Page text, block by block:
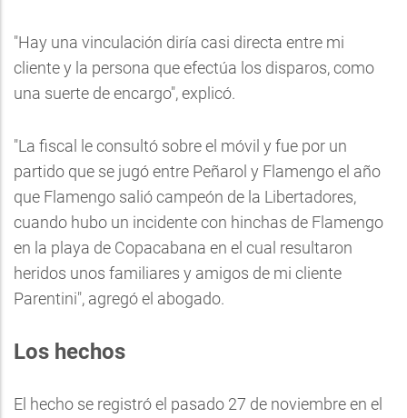
"Hay una vinculación diría casi directa entre mi
cliente y la persona que efectúa los disparos, como
una suerte de encargo", explicó.
"La fiscal le consultó sobre el móvil y fue por un
partido que se jugó entre Peñarol y Flamengo el año
que Flamengo salió campeón de la Libertadores,
cuando hubo un incidente con hinchas de Flamengo
en la playa de Copacabana en el cual resultaron
heridos unos familiares y amigos de mi cliente
Parentini", agregó el abogado.
Los hechos
El hecho se registró el pasado 27 de noviembre en el